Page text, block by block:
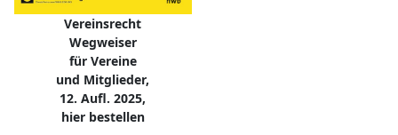
Vereinsrecht
Wegweiser
für Vereine
und Mitglieder,
12. Aufl. 2025,
hier bestellen